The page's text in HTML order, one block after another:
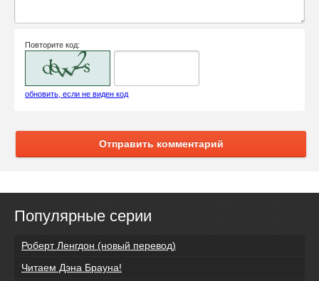
Повторите код:
обновить, если не виден код
Отправить комментарий
Популярные серии
Роберт Ленгдон (новый перевод)
Читаем Дэна Брауна!